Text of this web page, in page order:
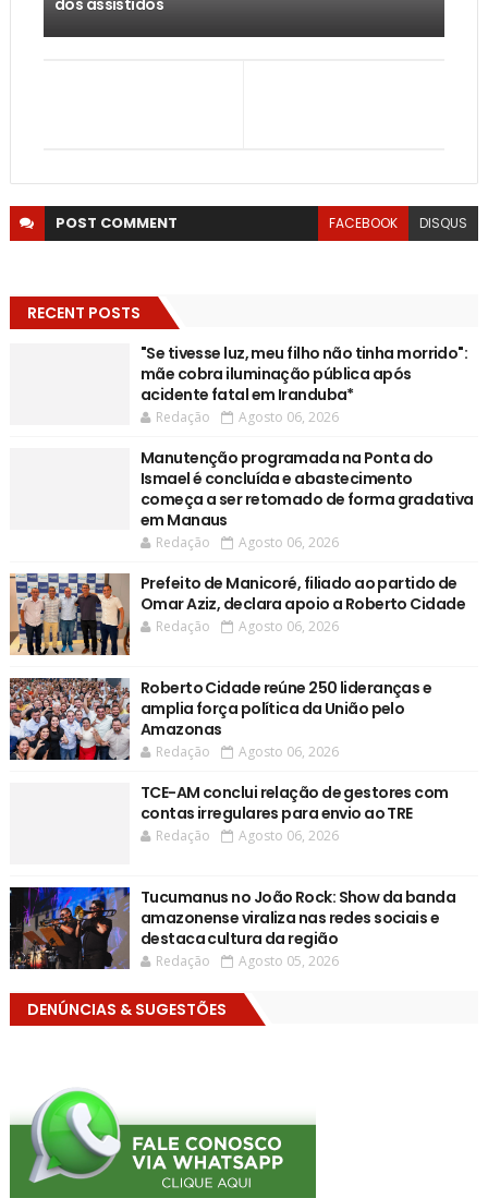
POST COMMENT FACEBOOK DISQUS
RECENT POSTS
"Se tivesse luz, meu filho não tinha morrido":
mãe cobra iluminação pública após
acidente fatal em Iranduba*
Redação Agosto 06, 2026
Manutenção programada na Ponta do
Ismael é concluída e abastecimento
começa a ser retomado de forma gradativa
em Manaus
Redação Agosto 06, 2026
Prefeito de Manicoré, filiado ao partido de
Omar Aziz, declara apoio a Roberto Cidade
Redação Agosto 06, 2026
Roberto Cidade reúne 250 lideranças e
amplia força política da União pelo
Amazonas
Redação Agosto 06, 2026
TCE-AM conclui relação de gestores com
contas irregulares para envio ao TRE
Redação Agosto 06, 2026
Tucumanus no João Rock: Show da banda
amazonense viraliza nas redes sociais e
destaca cultura da região
Redação Agosto 05, 2026
DENÚNCIAS & SUGESTÕES